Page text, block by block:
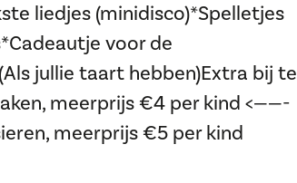
liedjes (minidisco)*Spelletjes
voor de
jullie taart hebben)Extra bij te
meerprijs €4 per kind <——-
meerprijs €5 per kind